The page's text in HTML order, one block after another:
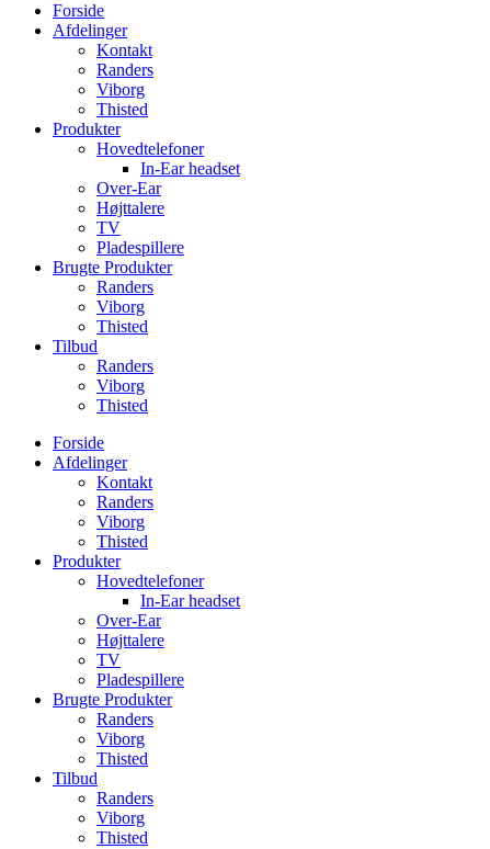
Forside
Afdelinger
Kontakt
Randers
Viborg
Thisted
Produkter
Hovedtelefoner
In-Ear headset
Over-Ear
Højttalere
TV
Pladespillere
Brugte Produkter
Randers
Viborg
Thisted
Tilbud
Randers
Viborg
Thisted
Forside
Afdelinger
Kontakt
Randers
Viborg
Thisted
Produkter
Hovedtelefoner
In-Ear headset
Over-Ear
Højttalere
TV
Pladespillere
Brugte Produkter
Randers
Viborg
Thisted
Tilbud
Randers
Viborg
Thisted